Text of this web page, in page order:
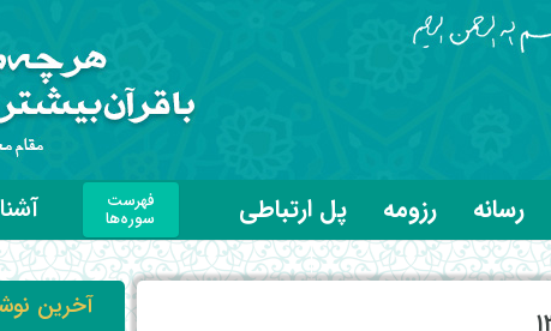
رسانه رزومه پل ارتباطی فهرست
سوره‌ها
آخرین